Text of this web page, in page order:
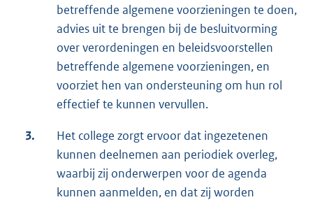
betreffende algemene voorzieningen te doen,
advies uit te brengen bij de besluitvorming
over verordeningen en beleidsvoorstellen
betreffende algemene voorzieningen, en
voorziet hen van ondersteuning om hun rol
effectief te kunnen vervullen.
3.
Het college zorgt ervoor dat ingezetenen
kunnen deelnemen aan periodiek overleg,
waarbij zij onderwerpen voor de agenda
kunnen aanmelden, en dat zij worden